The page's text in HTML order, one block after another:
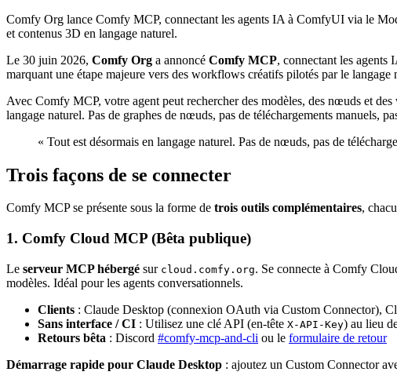
Comfy Org lance Comfy MCP, connectant les agents IA à ComfyUI via le
et contenus 3D en langage naturel.
Le 30 juin 2026, Comfy Org a annoncé Comfy MCP, connectant les
marquant une étape majeure vers des workflows créatifs pilotés par le langage
Avec Comfy MCP, votre agent peut rechercher des modèles, des nœuds et
langage naturel. Pas de graphes de nœuds, pas de téléchargements manuels,
« Tout est désormais en langage naturel. Pas de nœuds, pas de
Trois façons de se connecter
Comfy MCP se présente sous la forme de trois outils complémentaires,
1. Comfy Cloud MCP (Bêta publique)
Le serveur MCP hébergé sur cloud.comfy.org. Se connecte à Comfy
modèles. Idéal pour les agents conversationnels.
Clients : Claude Desktop (connexion OAuth via Custom Connector),
Sans interface / CI : Utilisez une clé API (en-tête X-API-Key) au lieu
Retours bêta : Discord #comfy-mcp-and-cli ou le formulaire de retour
Démarrage rapide pour Claude Desktop : ajoutez un Custom Connector